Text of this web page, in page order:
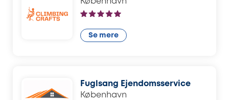
Se mere
Fuglsang Ejendomsservice
København